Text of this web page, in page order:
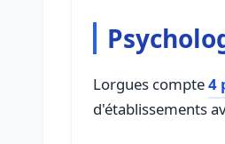
Lorgues compte4
d'établissements